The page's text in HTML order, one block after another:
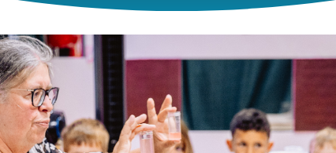
Evolution et
ressources pédagogiques du
en classe sur la thématique